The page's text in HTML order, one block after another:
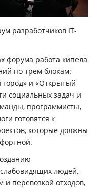
разработчиков IT-
форума работа кипела
по трем блокам:
город» и «Открытый
социальных задач и
программисты,
готовятся к
которые должны
людей,
перевозкой отходов,